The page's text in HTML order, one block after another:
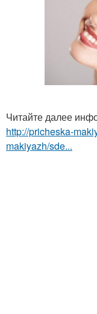
Читайте далее
http://pricheska-
makiyazh/sde...